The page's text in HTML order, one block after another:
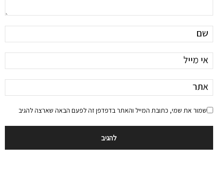
שמור את שמי, כתובת המייל והאתר בדפדפן זה לפעם הבאה שארצה להגיב